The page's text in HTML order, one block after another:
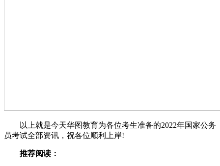
以上就是今天华图教育为各位考生准备的2022年国家公务
员考试全部资讯，祝各位顺利上岸!
推荐阅读：